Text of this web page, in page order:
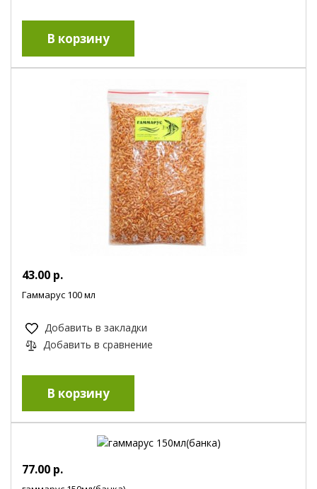
43.00 р.
Гаммарус 100 мл
Добавить в закладки
Добавить в сравнение
77.00 р.